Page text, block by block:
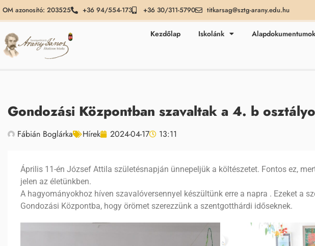
OM azonosító: 203525 +36 94/554-173 +36 30/311-5790 titkarsag@sztg-arany.edu.hu
Kezdőlap Iskolánk Alapdokumentumok
Gondozási Központban szavaltak a 4. b
Fábián Boglárka Hírek 2024-04-17 13:11
Április 11-én József Attila születésnapján ünnepeljük a költészetet. Fontos ez,
jelen az életünkben.
A hagyományokhoz híven szavalóversennyel készültünk erre a napra . Ezeket a
Gondozási Központba, hogy örömet szerezzünk a szentgotthárdi időseknek.